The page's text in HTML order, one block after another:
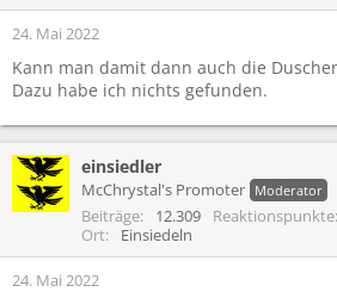
n
n
:
24. Mai 2022
Kann man damit dann auch die
Dazu habe ich nichts gefunden.
einsiedler
McChrystal's Promoter Moderator
Beiträge 12.309 Reaktionspunkte
Ort
Einsiedeln
24. Mai 2022